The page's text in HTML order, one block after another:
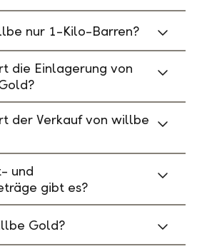
nur 1-Kilo-Barren?
die Einlagerung von
der Verkauf von willbe
und
gibt es?
Gold?